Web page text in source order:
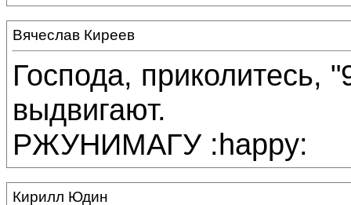
Вячеслав Киреев
Господа, приколитесь,
выдвигают.
РЖУНИМАГУ :happy:
Кирилл Юдин